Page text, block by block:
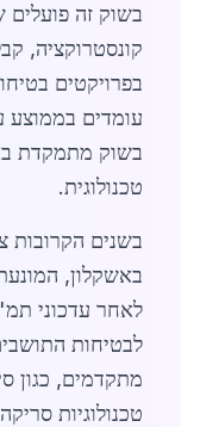
בשוק זה פועלים
קונסטרוקציה,
בפרויקטים
בשוק מתמקדת
טכנולוגית.
בשנים הקרובות
באשקלון,
לבטיחות
מתקדמים, כגון
טכנולוגיות